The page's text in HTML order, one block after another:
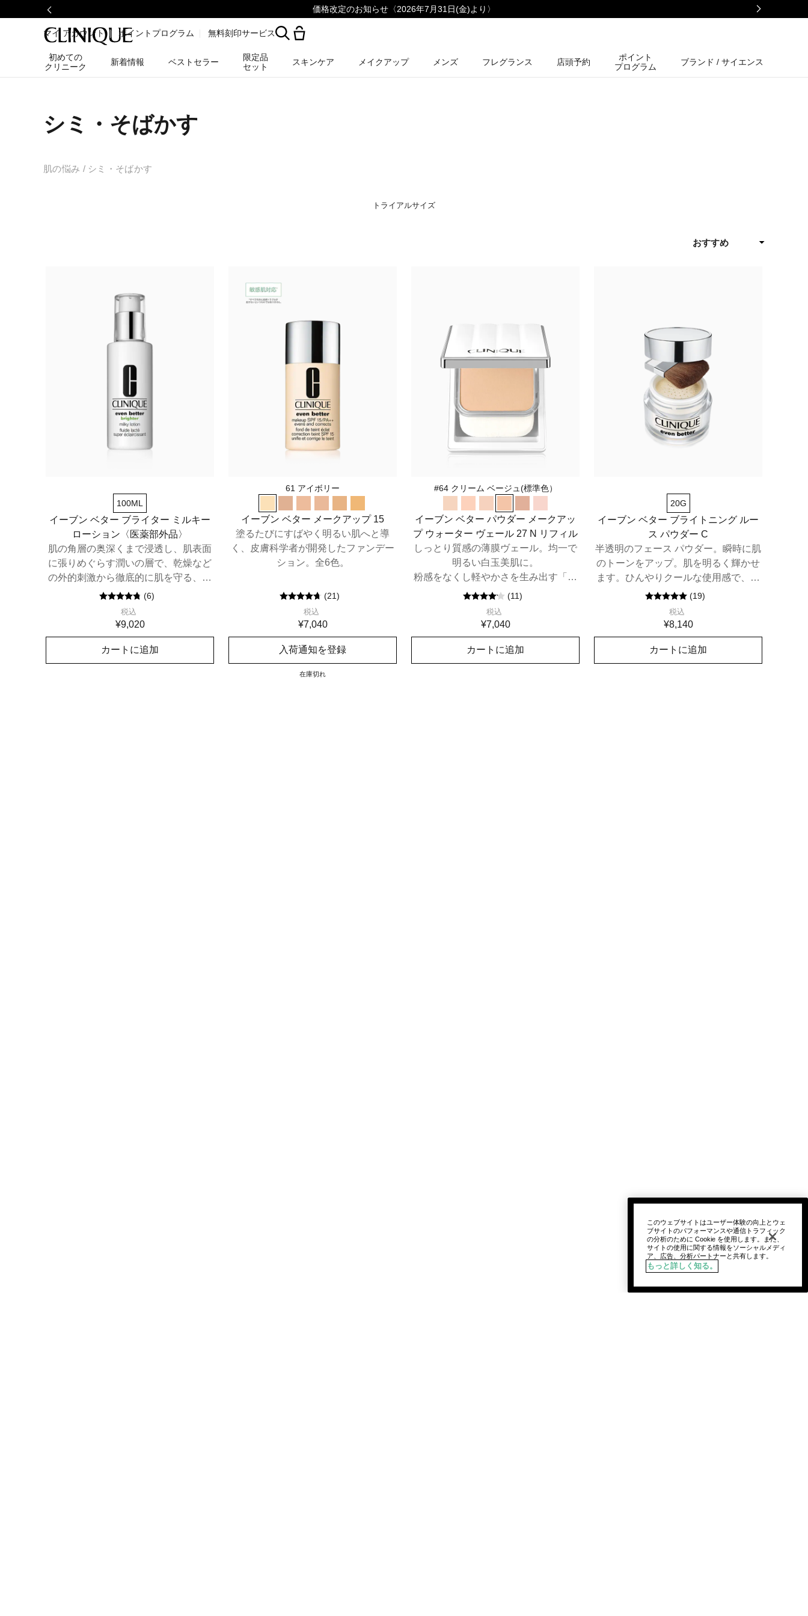
価格改定のお知らせ〈2026年7月31日(金)より〉
マイ アカウント ポイントプログラム 無料刻印サービス
初めての
クリニーク
新着情報 ベストセラー
限定品
セット
スキンケア メイクアップ メンズ フレグランス 店頭予約
ポイント
プログラム
ブランド / サイエンス
シミ・そばかす
肌の悩み シミ・そばかす
トライアルサイズ
おすすめ
100ML
イーブン ベター ブライター ミルキー
ローション〈医薬部外品〉
肌の角層の奥深くまで浸透し、肌表面
に張りめぐらす潤いの層で、乾燥など
の外的刺激から徹底的に肌を守る、薬
用美白乳液。
(6)
税込
¥9,020
カートに追加
61 アイボリー
イーブン ベター メークアップ 15
塗るたびにすばやく明るい肌へと導
く、皮膚科学者が開発したファンデー
ション。全6色。
(21)
税込
¥7,040
入荷通知を登録
在庫切れ
#64 クリーム ベージュ(標準色）
イーブン ベター パウダー メークアッ
プ ウォーター ヴェール 27 N リフィル
しっとり質感の薄膜ヴェール。均一で
明るい白玉美肌に。
粉感をなくし軽やかさを生み出す「ウ
ォーター フュージョン製法」でつくら
れたパウダリー ファンデーション。
(11)
税込
¥7,040
カートに追加
20G
イーブン ベター ブライトニング ルー
ス パウダー C
半透明のフェース パウダー。瞬時に肌
のトーンをアップ。肌を明るく輝かせ
ます。ひんやりクールな使用感で、小
ジワの目立たないなめらかな肌へ。
(19)
税込
¥8,140
カートに追加
このウェブサイトはユーザー体験の向上とウェ
ブサイトのパフォーマンスや通信トラフィック
の分析のために Cookie を使用します。また、
サイトの使用に関する情報をソーシャルメディ
ア、広告、分析パートナーと共有します。
もっと詳しく知る。